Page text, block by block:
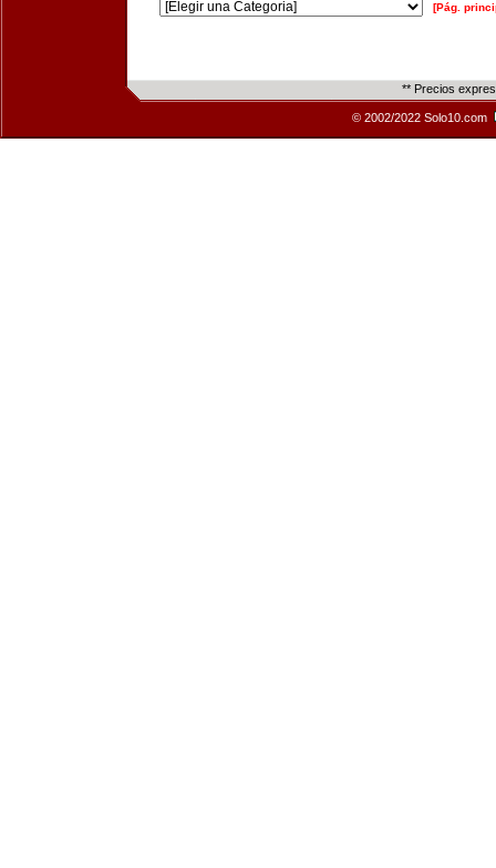
[Pág.
** Precios
© 2002/2022 Solo10.com